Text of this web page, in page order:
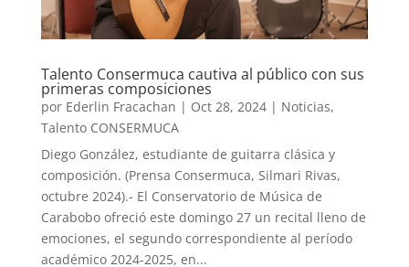
Talento Consermuca cautiva al público con sus
primeras composiciones
por Ederlin Fracachan | Oct 28, 2024| Noticias,
Talento CONSERMUCA
Diego González, estudiante de guitarra clásica y
composición. (Prensa Consermuca, Silmari Rivas,
octubre 2024).- El Conservatorio de Música de
Carabobo ofreció este domingo 27 un recital lleno de
emociones, el segundo correspondiente al período
académico 2024-2025, en...